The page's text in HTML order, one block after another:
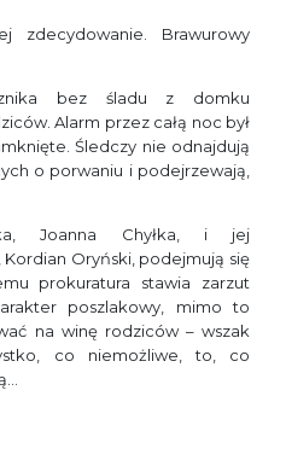
zdecydowanie. Brawurowy
znika bez śladu z domku
Alarm przez całą noc był
Śledczy nie odnajdują
o porwaniu i podejrzewają,
Joanna Chyłka, i jej
Oryński, podejmują się
prokuratura stawia zarzut
poszlakowy, mimo to
na winę rodziców – wszak
co niemożliwe, to, co